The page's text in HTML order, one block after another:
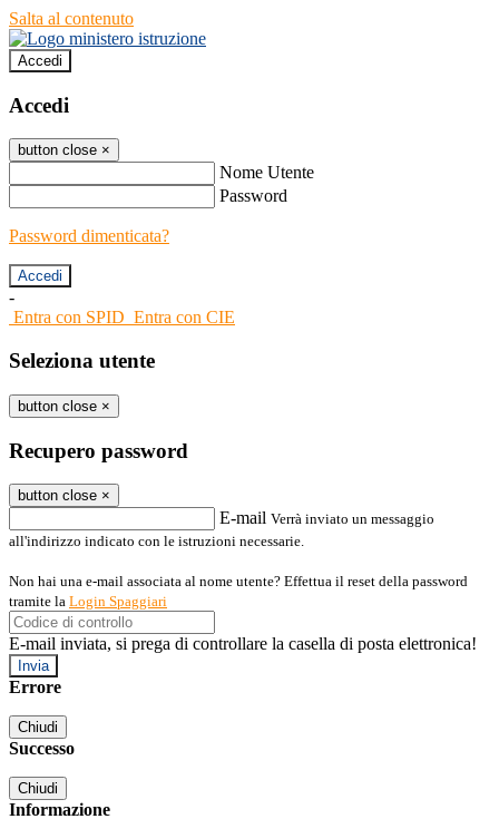
Salta al contenuto
Accedi
Accedi
button close ×
Nome Utente
Password
Password dimenticata?
-
Entra con SPID Entra con CIE
Seleziona utente
button close ×
Recupero password
button close ×
E-mail Verrà inviato un messaggio
all'indirizzo indicato con le istruzioni necessarie.
Non hai una e-mail associata al nome utente? Effettua il reset della password
tramite la Login Spaggiari
E-mail inviata, si prega di controllare la casella di posta elettronica!
Errore
Chiudi
Successo
Chiudi
Informazione